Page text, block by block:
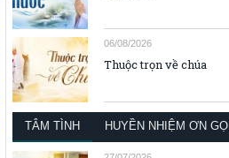
06/08/2026
Thuộc trọn về chúa
TÂM TÌNH HUYỀN NHIỆM ƠN GỌI